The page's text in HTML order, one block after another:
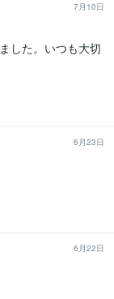
7月10日
した。いつも大切
6月23日
6月22日